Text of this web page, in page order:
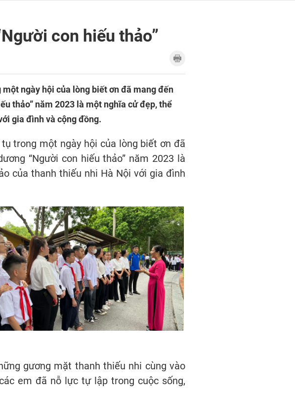
con hiếu thảo”
ngày hội của lòng biết ơn đã mang đến
thảo” năm 2023 là một nghĩa cử đẹp, thể
gia đình và cộng đồng.
trong một ngày hội của lòng biết ơn đã
“Người con hiếu thảo” năm 2023 là
của thanh thiếu nhi Hà Nội với gia đình
gương mặt thanh thiếu nhi cùng vào
em đã nỗ lực tự lập trong cuộc sống,